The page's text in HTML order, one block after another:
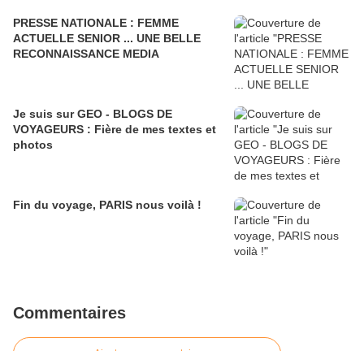
PRESSE NATIONALE : FEMME
ACTUELLE SENIOR ... UNE BELLE
RECONNAISSANCE MEDIA
Je suis sur GEO - BLOGS DE
VOYAGEURS : Fière de mes textes et
photos
Fin du voyage, PARIS nous voilà !
Commentaires